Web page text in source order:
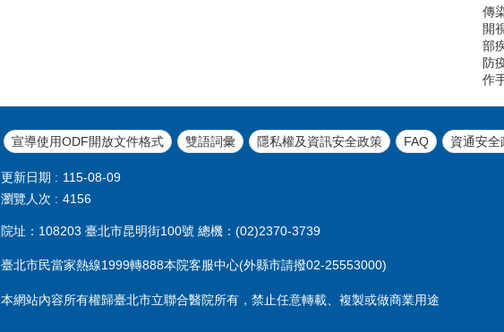
傳
開
部
防
作
宣導使用ODF開放文件格式 雙語詞彙 隱私權及資訊安全政策 FAQ 資通安
更新日期
115-08-09
瀏覽人次
4156
院址：108203 臺北市昆明街100號 總機：(02)2370-3739
臺北市民當家熱線1999轉888本院客服中心(外縣市請撥02-25553000)
本網站內容所有權歸臺北市立聯合醫院所有，禁止任意轉載、複製或做商業用途